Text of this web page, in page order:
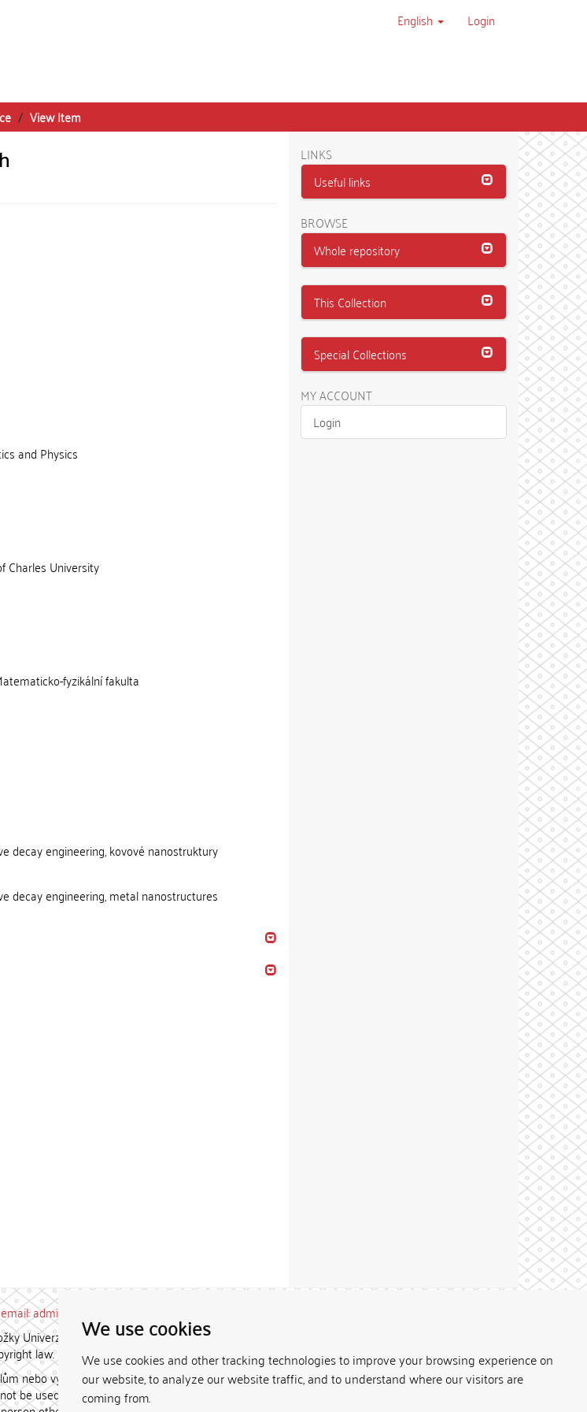
We use cookies
We use cookies and other tracking technologies to improve your browsing experience on
our website, to analyze our website traffic, and to understand where our visitors are
coming from.
English Login
View Item
and Physics
Charles University
fyzikální fakulta
decay engineering, kovové nanostruktury
decay engineering, metal nanostructures
LINKS
Useful links
BROWSE
Whole repository
This Collection
Special Collections
MY ACCOUNT
Login
email: admin-repozitar [at] cuni.cz
Univerzity Karlovy. / Each constituent
law.
nebo vydávány za studijní, vědeckou
be used for any commercial purposes